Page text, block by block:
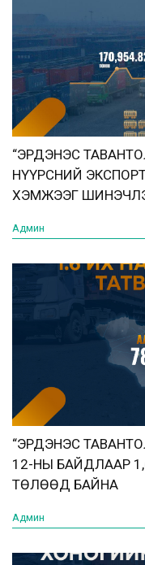
“ЭРДЭНЭС
НҮҮРСНИЙ
ХЭМЖЭЭГ
Админ
“ЭРДЭНЭС
12-НЫ БАЙДЛААР
ТӨЛӨӨД БАЙНА
Админ